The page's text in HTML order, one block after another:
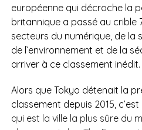
européenne qui décroche la
britannique a passé au crible
secteurs du numérique, de la
de l’environnement et de la
arriver à ce classement inédit.
Alors que Tokyo détenait la
classement depuis 2015,
qui est la ville la plus sûre du